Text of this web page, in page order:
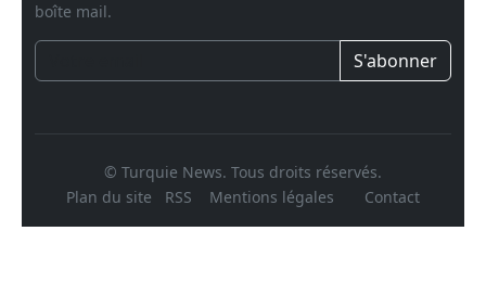
boîte mail.
S'abonner
© Turquie News. Tous droits réservés.
Plan du site
RSS Mentions légales Contact